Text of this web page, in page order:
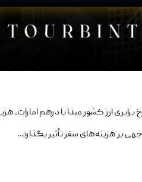
ارز کشور مبدا با درهم امارات،
بر هزینه‌های سفر تأثیر بگذارد..